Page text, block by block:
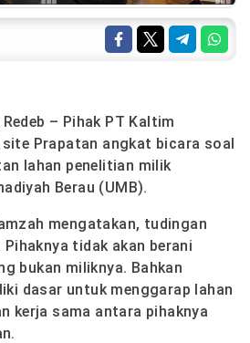
– Pihak PT Kaltim
site Prapatan angkat bicara soal
lahan penelitian milik
Berau (UMB).
mengatakan, tudingan
tidak akan berani
bukan miliknya. Bahkan
dasar untuk menggarap lahan
kerja sama antara pihaknya